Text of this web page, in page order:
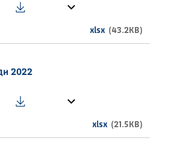
xlsx (43.2KB)
2022
xlsx (21.5KB)